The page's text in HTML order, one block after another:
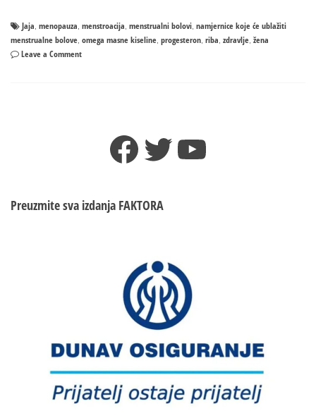
Jaja, menopauza, menstroacija, menstrualni bolovi, namjernice koje će ublažiti
menstrualne bolove, omega masne kiseline, progesteron, riba, zdravlje, žena
Leave a Commenton
Facebook
TwitterYouTube
Preuzmite sva izdanja FAKTORA